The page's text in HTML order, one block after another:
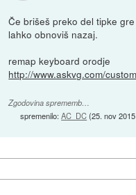
Če brišeš preko del tipke
lahko obnoviš nazaj.
remap keyboard orodje
http://www.askvg.com/
Zgodovina sprememb…
spremenilo:AC_DC(25. nov